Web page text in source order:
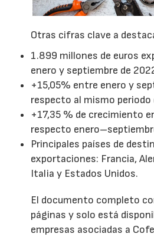
Otras cifras clave a
1.899 millones de euros
enero y septiembre de
+15,05% entre enero y
respecto al mismo periodo
+17,35 % de crecimiento
respecto
Principales países de
exportaciones: Francia,
Italia y Estados Unidos.
El documento completo
páginas y solo está
empresas asociadas a